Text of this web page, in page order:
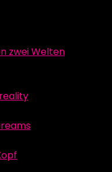
zwei Welten